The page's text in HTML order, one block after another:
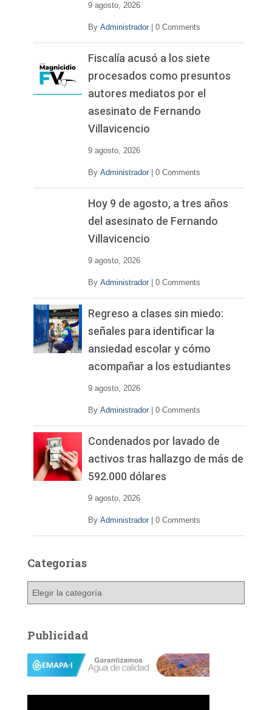
9 agosto, 2026
By Administrador 0 Comments
Fiscalía acusó a los siete
procesados como presuntos
autores mediatos por el
asesinato de Fernando
Villavicencio
9 agosto, 2026
By Administrador 0 Comments
Hoy 9 de agosto, a tres años
del asesinato de Fernando
Villavicencio
9 agosto, 2026
By Administrador 0 Comments
Regreso a clases sin miedo:
señales para identificar la
ansiedad escolar y cómo
acompañar a los estudiantes
9 agosto, 2026
By Administrador 0 Comments
Condenados por lavado de
activos tras hallazgo de más de
592.000 dólares
9 agosto, 2026
By Administrador 0 Comments
Categorías
g
o
a
Publicidad